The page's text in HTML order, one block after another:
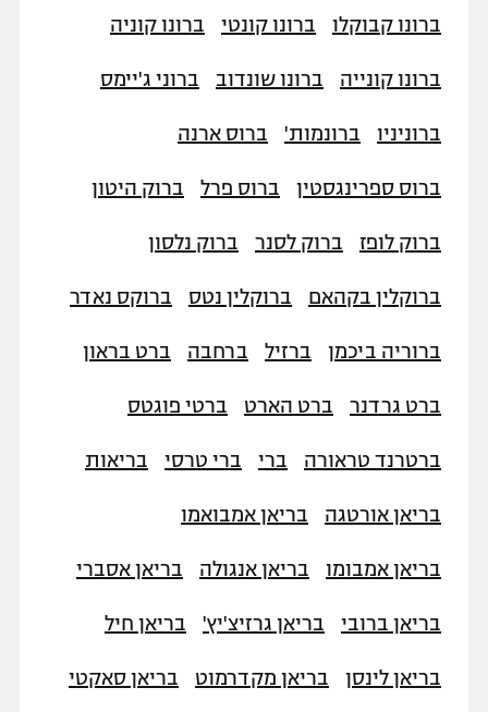
ברונו קבוקלו ברונו קונטי ברונו קוניה
ברונו קונייה ברונו שונדוב ברוני ג'יימס
ברוניניו ברונמות' ברוס ארנה
ברוס ספרינגסטין ברוס פרל ברוק היטון
ברוק לופז ברוק לסנר ברוק נלסון
ברוקלין בקהאם ברוקלין נטס ברוקס נאדר
ברוריה ביכמן ברזיל ברחבה ברט בראון
ברט גרדנר ברט הארט ברטי פוגטס
ברטרנד טראורה ברי ברי טרסי בריאות
בריאן אורטגה בריאן אמבואמו
בריאן אמבומו בריאן אנגולה בריאן אסברי
בריאן ברובי בריאן גרזיצ'יץ' בריאן חיל
בריאן לינסן בריאן מקדרמוט בריאן סאקטי